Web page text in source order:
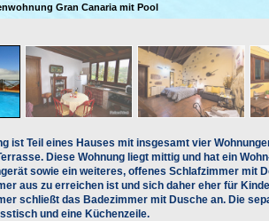
Gran Canaria mit Pool
ist Teil eines Hauses mit insgesamt vier
Diese Wohnung liegt mittig und hat ein
sowie ein weiteres, offenes Schlafzimmer mit
aus zu erreichen ist und sich daher eher für
schließt das Badezimmer mit Dusche an. Die
und eine Küchenzeile.